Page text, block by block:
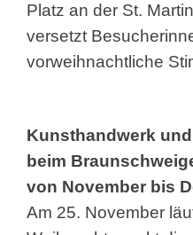
Platz an der St.
versetzt
vorweihnachtliche
Kunsthandwerk
beim
von November bis
Am 25. November